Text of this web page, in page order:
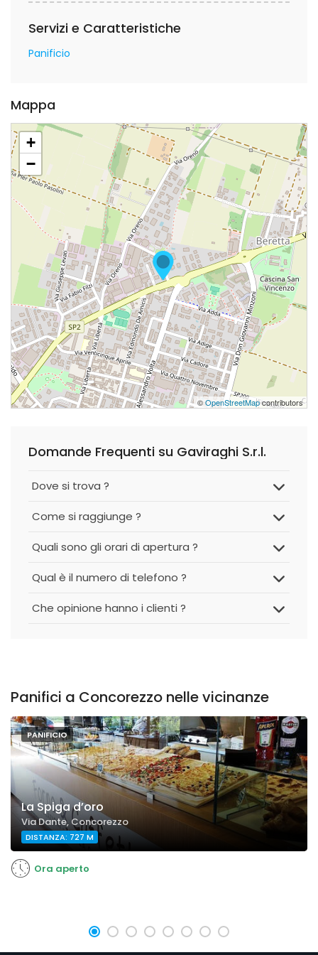
Servizi e Caratteristiche
Panificio
Mappa
+
−
©OpenStreetMapcontributors
Domande Frequenti su Gaviraghi S.r.l.
Dove si trova ?
Come si raggiunge ?
Quali sono gli orari di apertura ?
Qual è il numero di telefono ?
Che opinione hanno i clienti ?
Panifici a Concorezzo nelle vicinanze
PANIFICIO
La Spiga d’oro
Via Dante, Concorezzo
DISTANZA: 727 M
Ora aperto